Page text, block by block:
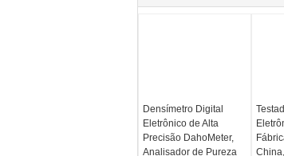
Densímetro Digital
Eletrônico de Alta